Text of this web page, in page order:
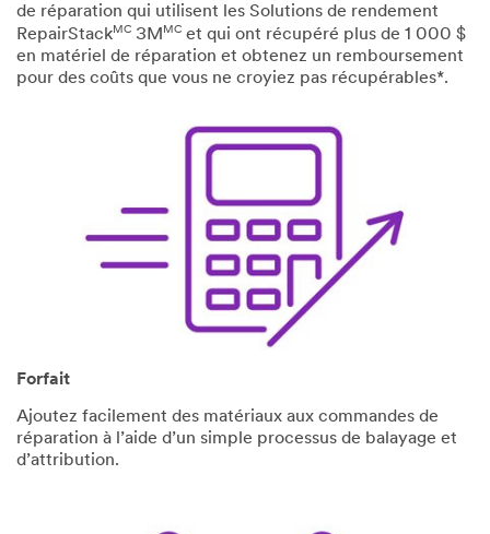
de réparation qui utilisent les Solutions de rendement
RepairStackMC 3M MC et qui ont récupéré plus de 1 000 $
en matériel de réparation et obtenez un remboursement
pour des coûts que vous ne croyiez pas récupérables*.
Forfait
Ajoutez facilement des matériaux aux commandes de
réparation à l’aide d’un simple processus de balayage et
d’attribution.